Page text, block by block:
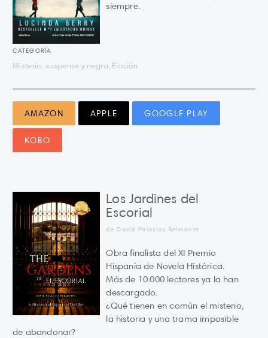
siempre.
CATEGORÍA
Misterio, suspense y negra, Ficción
AMAZON APPLE GOOGLE PLAY
KOBO
Los Jardines del
Escorial
de David Palacios Belmonte
Obra finalista del XI Premio
Hispania de Novela Histórica.
Más de 10.000 lectores ya la han
descargado.
¿Qué tienen en común el misterio,
la historia y una trama imposible
de abandonar?